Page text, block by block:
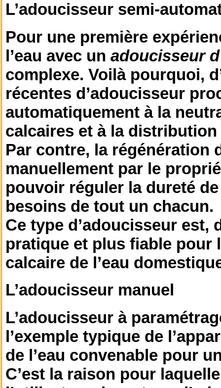
L’adoucisseur semi-
Pour une première
l’eau avec un adoucisseur
complexe. Voilà pourquoi,
récentes d’adoucisseur
automatiquement à la
calcaires et à la distribution
Par contre, la régénération
manuellement par le
pouvoir réguler la dureté de
besoins de tout un chacun.
Ce type d’adoucisseur est,
pratique et plus fiable pour
calcaire de l’eau
L’adoucisseur manuel
L’adoucisseur à
l’exemple typique de
de l’eau convenable pour
C’est la raison pour